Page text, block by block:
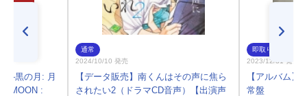
-黒の月: 月
MOON :
通常
2024/10/10 発売
【データ販売】南くんはその声に焦ら
されたい2（ドラマCD音声）【出演声
即取り
2023/12/31 発売
【アルバム】
常盤